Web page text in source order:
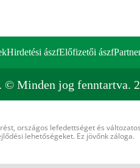
Hirdetési ászfElőfizetői ászf
© Minden jog fenntartva.
országos lefedettséget és változatos
lehetőségeket. Ez jövőnk záloga.